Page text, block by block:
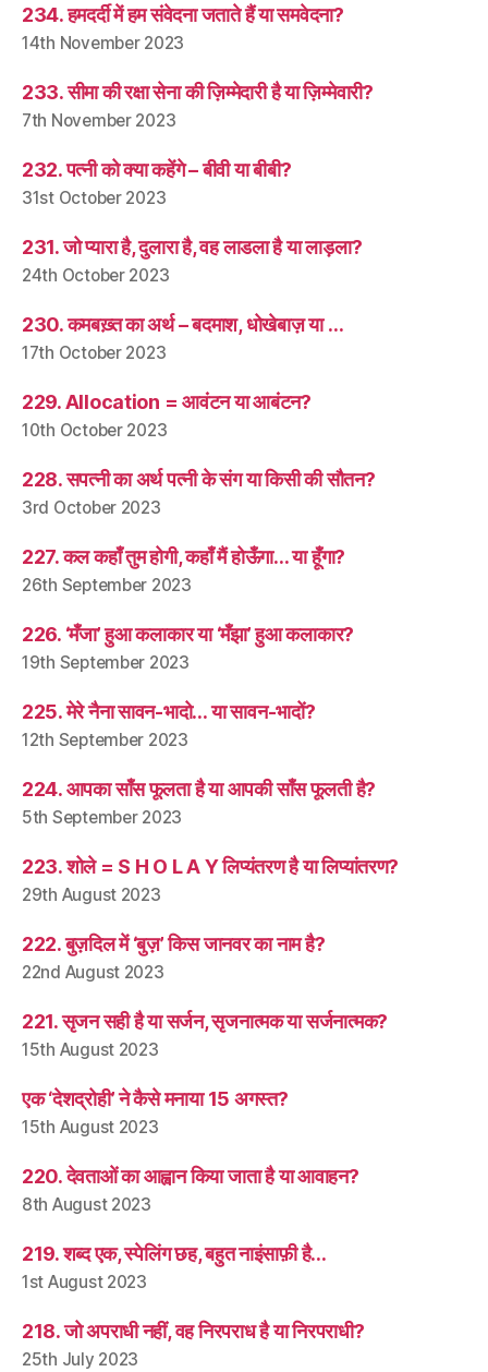
234. हमदर्दी में हम संवेदना जताते हैं या समवेदना?
14th November 2023
233. सीमा की रक्षा सेना की ज़िम्मेदारी है या ज़िम्मेवारी?
7th November 2023
232. पत्नी को क्या कहेंगे – बीवी या बीबी?
31st October 2023
231. जो प्यारा है, दुलारा है, वह लाडला है या लाड़ला?
24th October 2023
230. कमबख़्त का अर्थ – बदमाश, धोखेबाज़ या …
17th October 2023
229. Allocation = आवंटन या आबंटन?
10th October 2023
228. सपत्नी का अर्थ पत्नी के संग या किसी की सौतन?
3rd October 2023
227. कल कहाँ तुम होगी, कहाँ मैं होऊँगा… या हूँगा?
26th September 2023
226. ‘मँजा’ हुआ कलाकार या ‘मँझा’ हुआ कलाकार?
19th September 2023
225. मेरे नैना सावन-भादो… या सावन-भादों?
12th September 2023
224. आपका साँस फूलता है या आपकी साँस फूलती है?
5th September 2023
223. शोले = S H O L A Y लिप्यंतरण है या लिप्यांतरण?
29th August 2023
222. बुज़दिल में ‘बुज़’ किस जानवर का नाम है?
22nd August 2023
221. सृजन सही है या सर्जन, सृजनात्मक या सर्जनात्मक?
15th August 2023
एक ‘देशद्रोही’ ने कैसे मनाया 15 अगस्त?
15th August 2023
220. देवताओं का आह्वान किया जाता है या आवाहन?
8th August 2023
219. शब्द एक, स्पेलिंग छह, बहुत नाइंसाफ़ी है…
1st August 2023
218. जो अपराधी नहीं, वह निरपराध है या निरपराधी?
25th July 2023